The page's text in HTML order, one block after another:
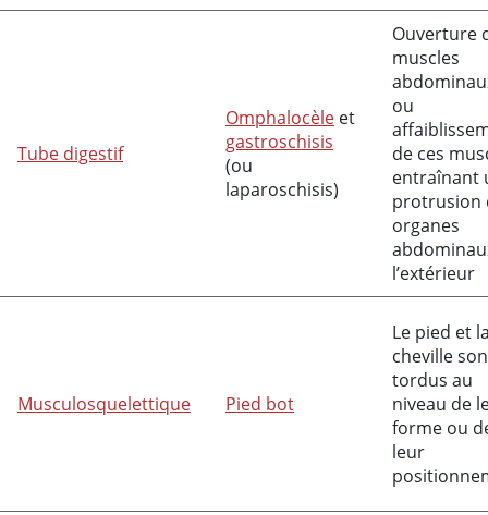
Tube digestif
Omphalocèle et
gastroschisis
(ou
laparoschisis)
Ouverture
muscles
ou
de ces
entraînant
protrusion
organes
l’extérieur
Musculosquelettique Pied bot
Le pied et
cheville
tordus au
niveau de
forme ou
leur